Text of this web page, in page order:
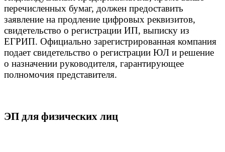
перечисленных бумаг, должен предоставить
заявление на продление цифровых реквизитов,
свидетельство о регистрации ИП, выписку из
ЕГРИП. Официально зарегистрированная компания
подает свидетельство о регистрации ЮЛ и решение
о назначении руководителя, гарантирующее
полномочия представителя.
ЭП для физических лиц